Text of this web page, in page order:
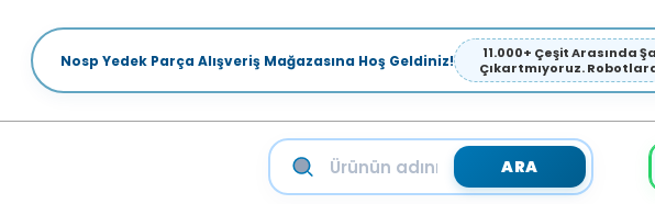
Nosp Yedek Parça Alışveriş Mağazasına Hoş Geldiniz!
11.000+ Çeşit Arasında
Çıkartmıyoruz.
ARA